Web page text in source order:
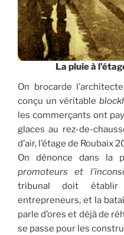
La pluie à
On brocarde
conçu un véritable
les commerçants ont
glaces au rez-de-
d’air, l’étage de
On dénonce dans la
promoteurs et
tribunal doit établir
entrepreneurs, et la
parle d’ores et déjà de
se passe pour les